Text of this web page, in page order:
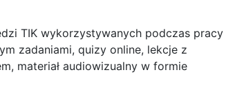
TIK wykorzystywanych podczas pracy
zadaniami, quizy online, lekcje z
materiał audiowizualny w formie